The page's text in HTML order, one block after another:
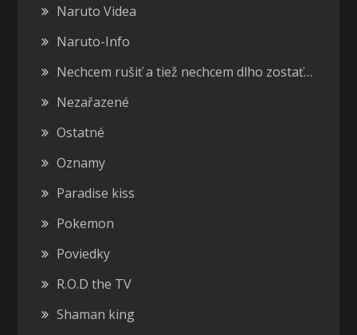
Naruto Videa
Naruto-Info
Nechcem rušiť a tiež nechcem dlho zostať…
Nezařazené
Ostatné
Oznamy
Paradise kiss
Pokemon
Poviedky
R.O.D the TV
Shaman king